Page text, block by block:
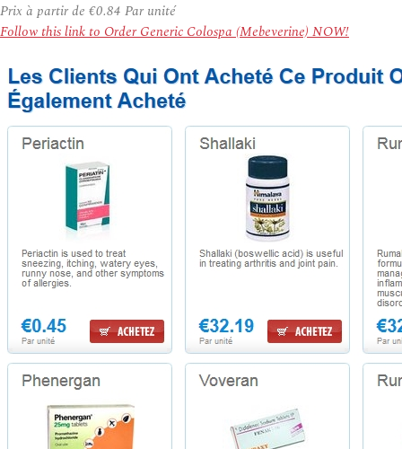
Prix à partir de €0.84 Par unité
Follow this link to Order Generic Colospa (Mebeverine) NOW!